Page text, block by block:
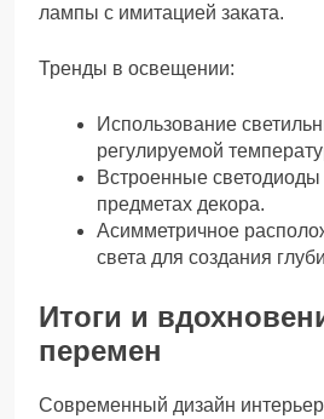
лампы с имитацией заката.
Тренды в освещении:
Использование
регулируемой
Встроенные
предметах декора.
Асимметричное
света для создания
Итоги и
перемен
Современный дизайн